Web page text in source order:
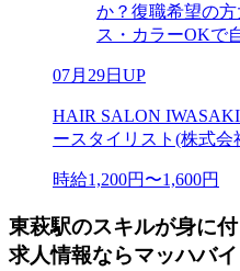
か？復職希望の
ス・カラーOKで
07月29日UP
HAIR SALON
ースタイリスト(株式会
時給1,200円〜1,600円
東萩駅のスキルが身に
求人情報ならマッハバイ